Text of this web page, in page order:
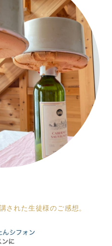
された生徒様のご感想。